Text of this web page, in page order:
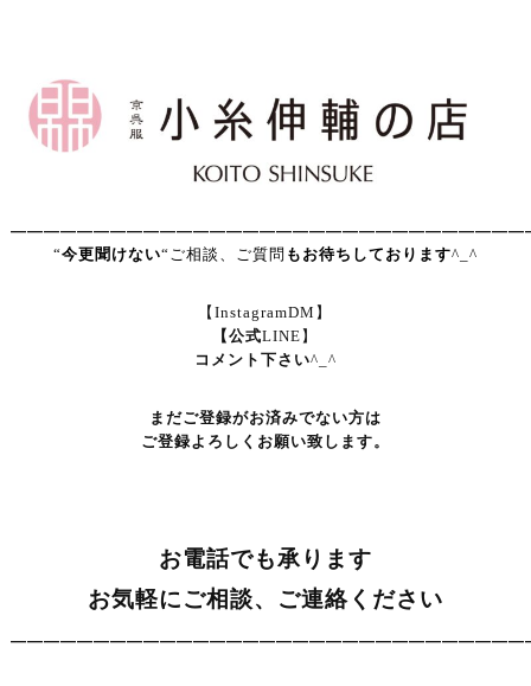
“今更聞けない“ご相談、ご質問 もお待ちしております^_^
【InstagramDM】
【公式LINE】
コメント下さい^_^
まだご登録がお済みでない方は
ご登録よろしくお願い致します。
お電話でも承ります
お気軽にご相談、ご連絡ください